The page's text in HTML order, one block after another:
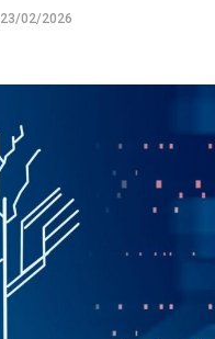
23/02/2026